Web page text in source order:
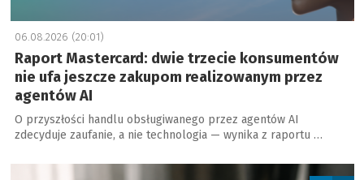
06.08.2026 (20:01)
Raport Mastercard: dwie trzecie konsumentów
nie ufa jeszcze zakupom realizowanym przez
agentów AI
O przyszłości handlu obsługiwanego przez agentów AI
zdecyduje zaufanie, a nie technologia — wynika z raportu …
a